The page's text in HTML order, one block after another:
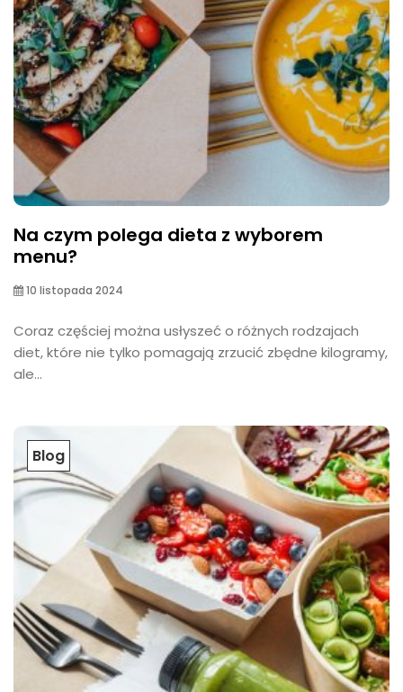
Na czym polega dieta z wyborem
menu?
10 listopada 2024
Coraz częściej można usłyszeć o różnych rodzajach
diet, które nie tylko pomagają zrzucić zbędne kilogramy,
ale...
Blog